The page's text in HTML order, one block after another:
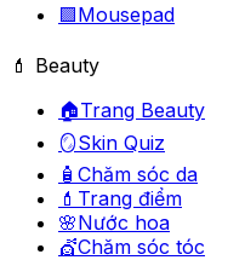
🟪Mousepad
💄 Beauty
🏠Trang Beauty
🪞Skin Quiz
🧴 Chăm sóc da
💄 Trang điểm
🌸Nước hoa
💇Chăm sóc tóc